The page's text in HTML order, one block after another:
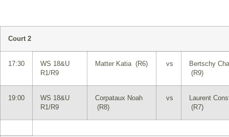
Court 2
17:30
WS 18&U
R1/R9
Matter Katia (R6) vs
Bertschy
(R9)
19:00
WS 18&U
R1/R9
Corpataux Noah
(R8)
vs
Laurent
(R7)